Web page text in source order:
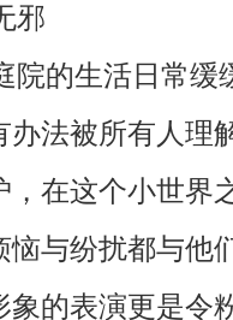
邪
院的生活日常缓
法被所有人理
在这个小世界
与纷扰都与他
象的表演更是令